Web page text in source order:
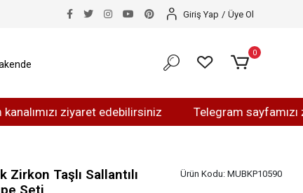
ziyaret edebilirsiniz Telegram sayfamızı
Giriş Yap / Üye Ol
0
Taşlı Sallantılı
Ürün Kodu: MUBKP10590